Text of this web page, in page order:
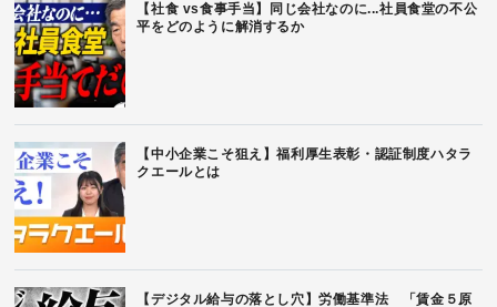
【社食 vs食事手当】同じ会社なのに...社員食堂の不公
平をどのように解消するか
【中小企業こそ狙え】福利厚生表彰・認証制度ハタラ
クエールとは
【デジタル給与の落とし穴】労働基準法 「賃金５原